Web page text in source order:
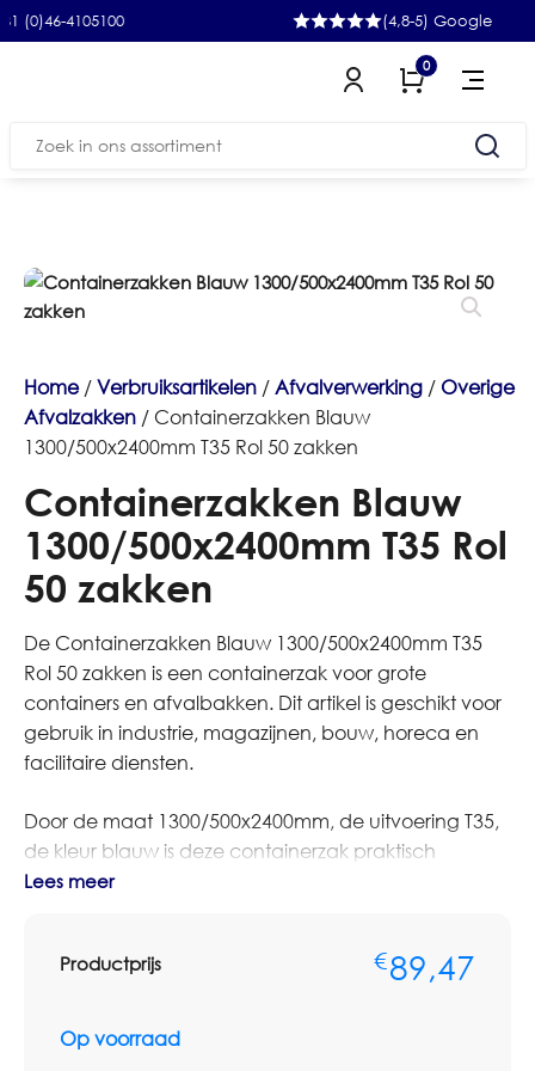
4105100 (4,8-5) Google
0
Zoeken
Home/Verbruiksartikelen /Afvalverwerking / Overige
Afvalzakken / Containerzakken Blauw
1300/500x2400mm T35 Rol 50 zakken
Containerzakken Blauw
1300/500x2400mm T35 Rol
50 zakken
De Containerzakken Blauw 1300/500x2400mm T35
Rol 50 zakken is een containerzak voor grote
containers en afvalbakken. Dit artikel is geschikt voor
gebruik in industrie, magazijnen, bouw, horeca en
facilitaire diensten.
Door de maat 1300/500x2400mm, de uitvoering T35,
de kleur blauw is deze containerzak praktisch
inzetbaar voor dagelijkse afvalinzameling en
verwerking van afval of verbruiksmateriaal.
Let bij containerzakken vooral op de juiste maat,
inhoud en sterkte van de zak. Een goede pasvorm
Lees meer
Productprijs €89,47
Op voorraad